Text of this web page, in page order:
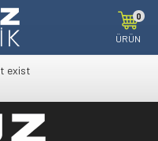
0
ÜRÜN
exist